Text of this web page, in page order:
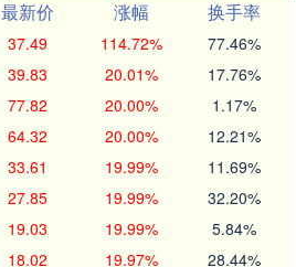
最新价 涨幅
换手率
37.49 114.72% 77.46%
39.83 20.01% 17.76%
77.82 20.00% 1.17%
64.32 20.00% 12.21%
33.61 19.99% 11.69%
27.85 19.99% 32.20%
19.03 19.99% 5.84%
18.02 19.97% 28.44%